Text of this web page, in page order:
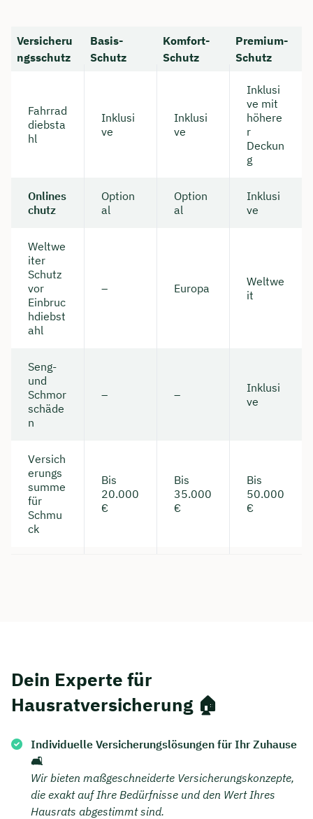
Versicheru
ngsschutz
Basis-
Schutz
Komfort-
Schutz
Premium-
Schutz
Fahrrad
diebsta
hl
Inklusi
ve
Inklusi
ve
Inklusi
ve mit
höhere
r
Deckun
g
Onlines
chutz
Option
al
Option
al
Inklusi
ve
Weltwe
iter
Schutz
vor
Einbruc
hdiebst
ahl
– Europa
Weltwe
it
Seng-
und
Schmor
schäde
n
– –
Inklusi
ve
Versich
erungs
summe
für
Schmu
ck
Bis
20.000
€
Bis
35.000
€
Bis
50.000
€
Dein Experte für
Hausratversicherung 🏠
Individuelle Versicherungslösungen für Ihr Zuhause
🛋️
Wir bieten maßgeschneiderte Versicherungskonzepte,
die exakt auf Ihre Bedürfnisse und den Wert Ihres
Hausrats abgestimmt sind.
Kostenfrei & unverbindlich